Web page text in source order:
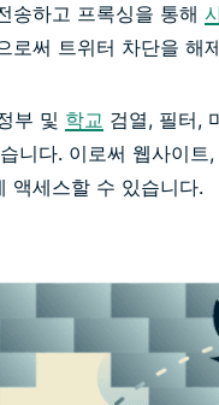
송하고 프록싱을 통해
로써 트위터 차단을 해
부 및 학교 검열, 필터,
니다. 이로써 웹사이트
액세스할 수 있습니다.